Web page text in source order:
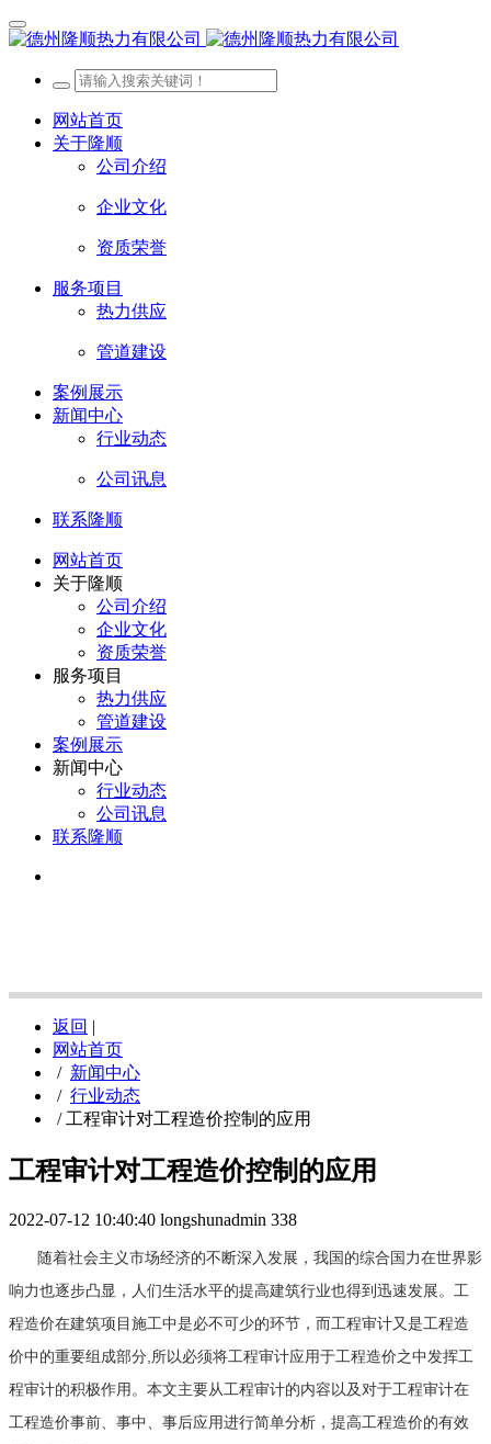
网站首页
关于隆顺
公司介绍
企业文化
资质荣誉
服务项目
热力供应
管道建设
案例展示
新闻中心
行业动态
公司讯息
联系隆顺
网站首页
关于隆顺
公司介绍
企业文化
资质荣誉
服务项目
热力供应
管道建设
案例展示
新闻中心
行业动态
公司讯息
联系隆顺
返回 |
网站首页
/ 新闻中心
/ 行业动态
/ 工程审计对工程造价控制的应用
工程审计对工程造价控制的应用
2022-07-12 10:40:40 longshunadmin 338
随着社会主义市场经济的不断深入发展，我国的综合国力在世界影
响力也逐步凸显，人们生活水平的提高建筑行业也得到迅速发展。工
程造价在建筑项目施工中是必不可少的环节，而工程审计又是工程造
价中的重要组成部分,所以必须将工程审计应用于工程造价之中发挥工
程审计的积极作用。本文主要从工程审计的内容以及对于工程审计在
工程造价事前、事中、事后应用进行简单分析，提高工程造价的有效